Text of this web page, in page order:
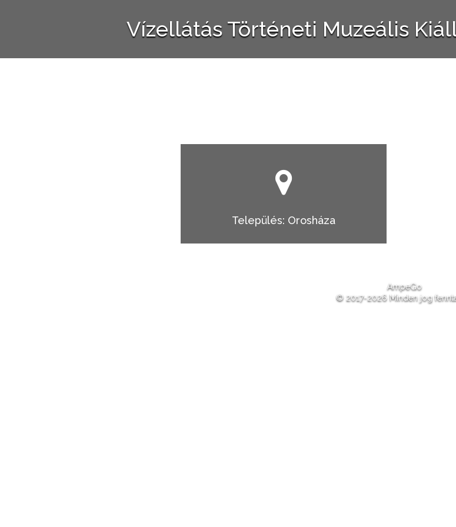
Vízellátás Történeti Muzeális
Település: Orosháza
AmpeGo
© 2017-2026 Minden jog